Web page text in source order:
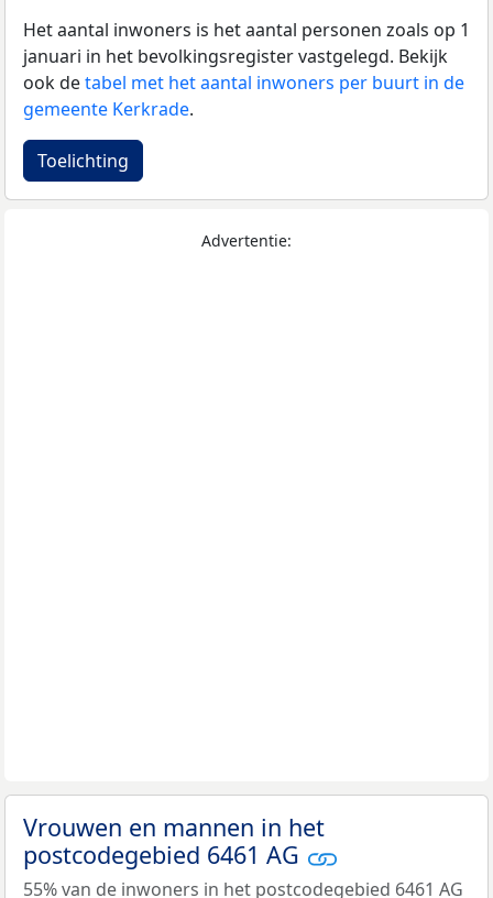
Het aantal inwoners is het aantal personen zoals op 1
januari in het bevolkingsregister vastgelegd. Bekijk
ook detabel met het aantal inwoners per buurt in de
gemeente Kerkrade.
Toelichting
Advertentie:
Vrouwen en mannen in het
postcodegebied 6461 AG
55% van de inwoners in het postcodegebied 6461 AG